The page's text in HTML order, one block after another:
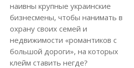
наивны крупные украинские
бизнесмены, чтобы нанимать в
охрану своих семей и
недвижимости «романтиков с
большой дороги», на которых
клейм ставить негде?